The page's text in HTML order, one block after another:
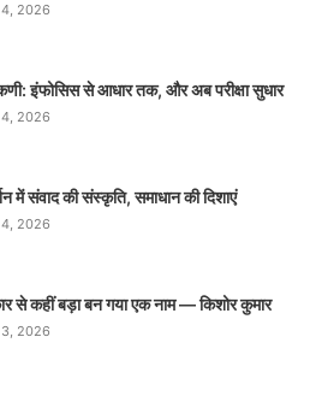
2026
इंफोसिस से आधार तक, और अब परीक्षा सुधार
2026
में संवाद की संस्कृति, समाधान की दिशाएं
2026
से कहीं बड़ा बन गया एक नाम — किशोर कुमार
2026